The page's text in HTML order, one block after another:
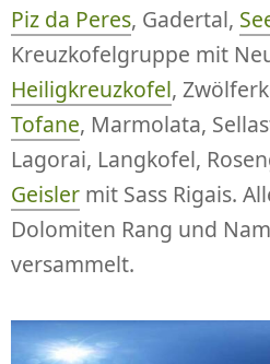
Piz da Peres, Gadertal,
Kreuzkofelgruppe mit
Heiligkreuzkofel,
Tofane, Marmolata,
Lagorai, Langkofel,
Geisler mit Sass Rigais.
Dolomiten Rang und
versammelt.